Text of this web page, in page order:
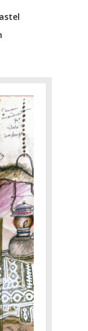
Yourra!